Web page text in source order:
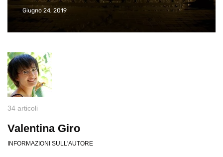
Giugno 24, 2019
34 articoli
Valentina Giro
INFORMAZIONI SULL'AUTORE